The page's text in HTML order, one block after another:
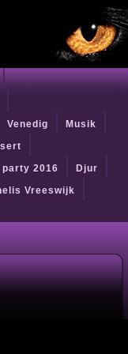
Venedig
Musik
2016
Djur
Vreeswijk